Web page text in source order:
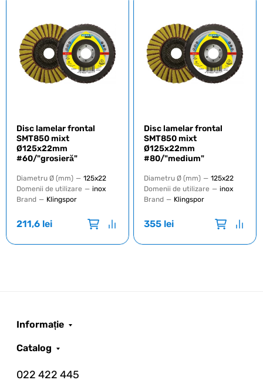
Disc lamelar frontal
SMT850 mixt
Ø125x22mm
#60/"grosieră"
Diametru Ø (mm) — 125x22
Domenii de utilizare — inox
Brand — Klingspor
211,6 lei
Disc lamelar frontal
SMT850 mixt
Ø125x22mm
#80/"medium"
Diametru Ø (mm) — 125x22
Domenii de utilizare — inox
Brand — Klingspor
355 lei
Informație
Catalog
022 422 445